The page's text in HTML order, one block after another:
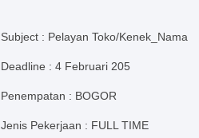
Subject : Pelayan Toko/Kenek_Nama
Deadline : 4 Februari 205
Penempatan : BOGOR
Jenis Pekerjaan : FULL TIME